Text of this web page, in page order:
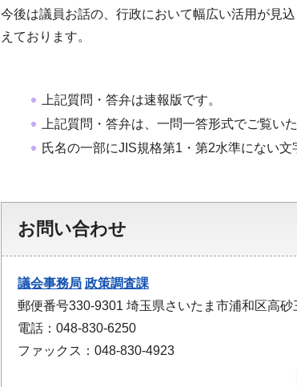
今後は議員お話の、行政において幅広い活用が見
えております。
上記質問・答弁は速報版です。
上記質問・答弁は、一問一答形式でご覧い
氏名の一部にJIS規格第1・第2水準にない
お問い合わせ
議会事務局 政策調査課
郵便番号330-9301 埼玉県さいたま市浦和区高
電話：048-830-6250
ファックス：048-830-4923